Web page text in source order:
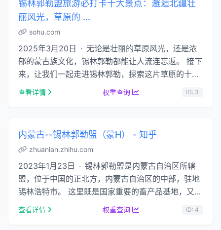
锡林郭勒盟旅游必打卡十大景点：邂逅北疆壮
丽风光，草原的 ...
sohu.com
2025年3月20日 · 无论是壮丽的草原风光，还是浓
郁的蒙古族文化，锡林郭勒都能让人流连忘返。 接下
来，让我们一起走进锡林郭勒，探索这片草原的十大
必去景点。 一、锡林郭勒大草原：草原风光的极 …...
查看详情 权重查询 ID: 3
内蒙古--锡林郭勒盟（蒙H） - 知乎
zhuanlan.zhihu.com
2023年1月23日 · 锡林郭勒盟是内蒙古自治区所辖
盟，位于中国的正北方，内蒙古自治区的中部，驻地
锡林浩特市。 这里既是国家重要的畜产品基地，又是
西部大开发的前沿，是距京津唐地区最近的草原 …...
查看详情 权重查询 ID: 4